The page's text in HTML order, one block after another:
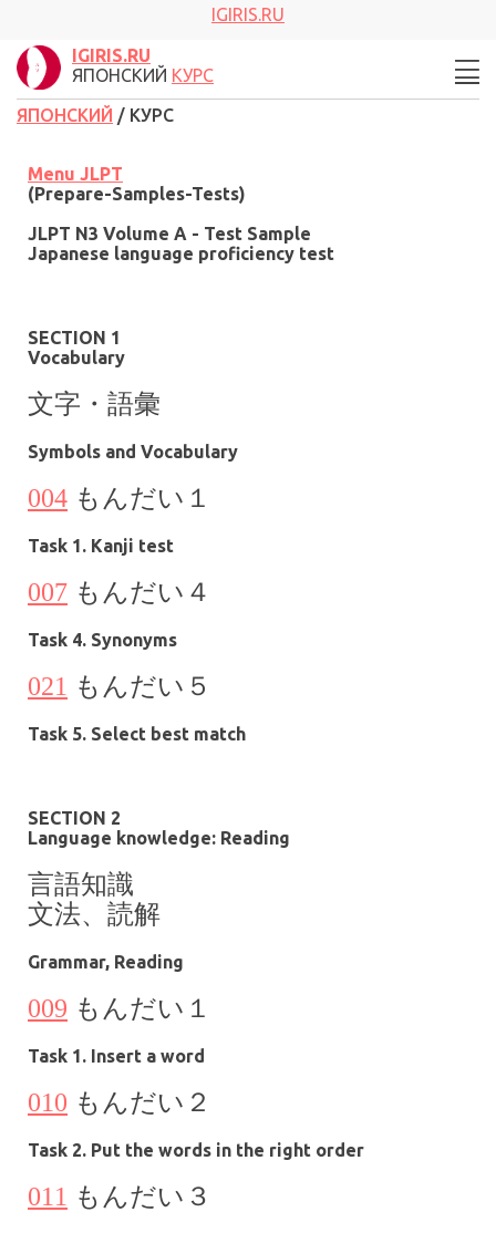
IGIRIS.RU
IGIRIS.RU
ЯПОНСКИЙ КУРС
ЯПОНСКИЙ / КУРС
Menu JLPT
(Prepare-Samples-Tests)
JLPT N3 Volume A - Test Sample
Japanese language proficiency test
SECTION 1
Vocabulary
文字・語彙
Symbols and Vocabulary
004 もんだい１
Task 1. Kanji test
007 もんだい ４
Task 4. Synonyms
021 もんだい ５
Task 5. Select best match
SECTION 2
Language knowledge: Reading
言語知識
文法、 読解
Grammar, Reading
009 もんだい１
Task 1. Insert a word
010 もんだい ２
Task 2. Put the words in the right order
011 もんだい ３